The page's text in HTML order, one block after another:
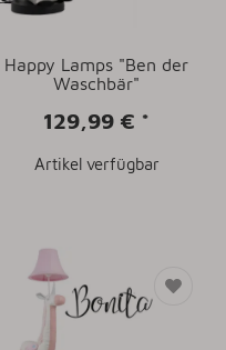
Happy Lamps "Ben der
Waschbär"
129,99 € *
Artikel verfügbar